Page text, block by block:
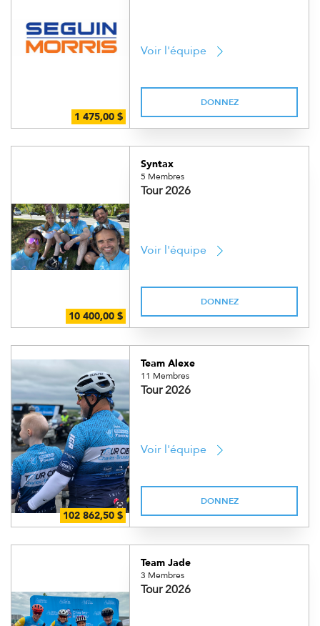
Voir l'équipe
DONNEZ
Syntax
5 Membres
Tour 2026
Voir l'équipe
DONNEZ
Team Alexe
11 Membres
Tour 2026
Voir l'équipe
DONNEZ
Team Jade
3 Membres
Tour 2026